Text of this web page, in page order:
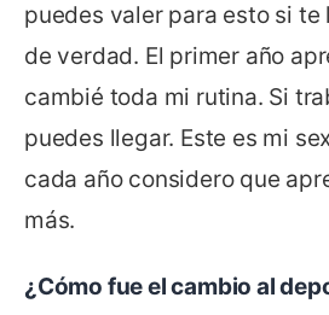
puedes valer para esto si te
de verdad. El primer año
cambié toda mi rutina. Si
puedes llegar. Este es mi
cada año considero que
más.
¿Cómo fue el cambio al